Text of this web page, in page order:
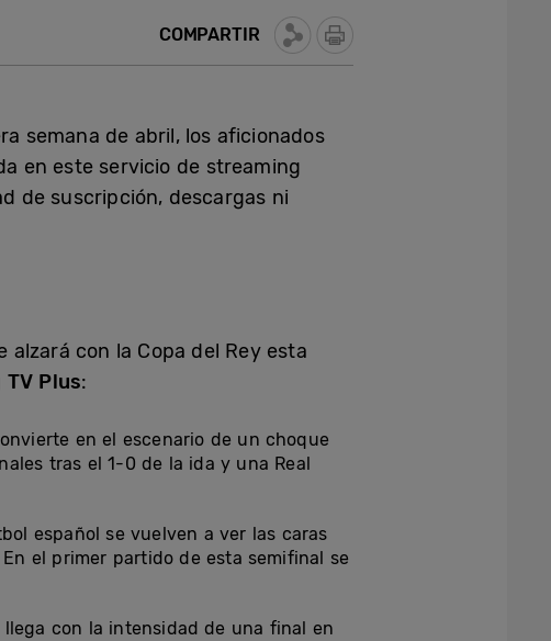
COMPARTIR
semana de abril, los aficionados
en este servicio de streaming
de suscripción, descargas ni
con la Copa del Rey esta
TV Plus:
en el escenario de un choque
tras el 1-0 de la ida y una Real
español se vuelven a ver las caras
el primer partido de esta semifinal se
con la intensidad de una final en